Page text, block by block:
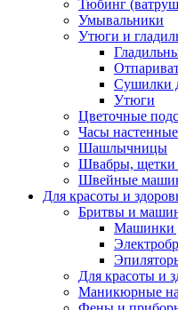
Тюбинг
Умывальники
Утюги и
Сушилки
Утюги
Цветочные
Часы настенные
Шашлычницы
Швабры, щетки
Швейные
Для красоты и
Бритвы и
Машинки
Для красоты и
Маникюрные